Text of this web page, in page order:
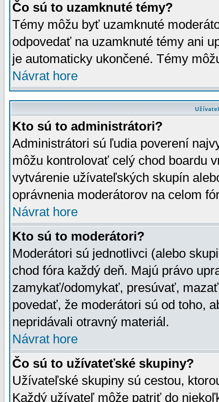
Čo sú to uzamknuté témy?
Témy môžu byť uzamknuté
odpovedať na uzamknuté témy ani
je automaticky ukončené. Témy
Návrat hore
Kto sú to administrátori?
Administrátori sú ľudia poverení
môžu kontrolovať celý chod boardu
vytvárenie užívateľských skupín
oprávnenia moderátorov na celom
Návrat hore
Kto sú to moderátori?
Moderátori sú jednotlivci (alebo
chod fóra každý deň. Majú právo
zamykať/odomykať, presúvať,
povedať, že moderátori sú od toho,
nepridávali otravný materiál.
Návrat hore
Čo sú to užívateťské skupiny?
Užívateľské skupiny sú cestou,
Každý užívateľ môže patriť do